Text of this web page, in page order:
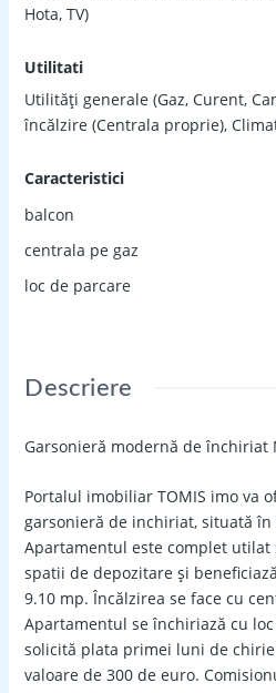
Hota, TV)
Utilitati
Utilități generale (Gaz, Curent,
încălzire (Centrala proprie),
Caracteristici
balcon
centrala pe gaz
loc de parcare
Descriere
Garsonieră modernă de închiriat
Portalul imobiliar TOMIS imo va
garsonieră de inchiriat, situată în
Apartamentul este complet
spatii de depozitare și
9.10 mp. Încălzirea se face cu
Apartamentul se închiriază cu
solicită plata primei luni de
valoare de 300 de euro.